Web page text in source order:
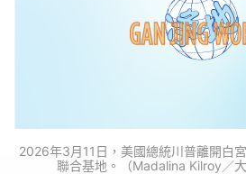
2026年3月11日，美國總統川普離開白
聯合基地。（Madalina Kilroy／大